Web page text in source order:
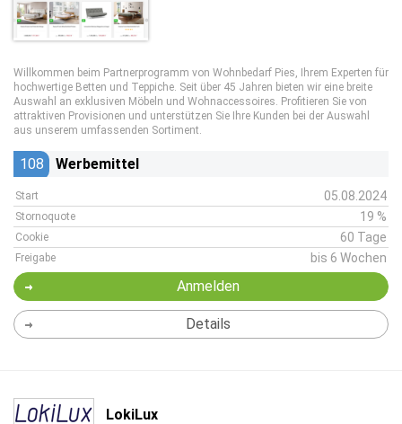
Willkommen beim Partnerprogramm von Wohnbedarf Pies, Ihrem Experten für
hochwertige Betten und Teppiche. Seit über 45 Jahren bieten wir eine breite
Auswahl an exklusiven Möbeln und Wohnaccessoires. Profitieren Sie von
attraktiven Provisionen und unterstützen Sie Ihre Kunden bei der Auswahl
aus unserem umfassenden Sortiment.
108 Werbemittel
Start 05.08.2024
Stornoquote 19 %
Cookie 60 Tage
Freigabe bis 6 Wochen
Anmelden
Details
LokiLux